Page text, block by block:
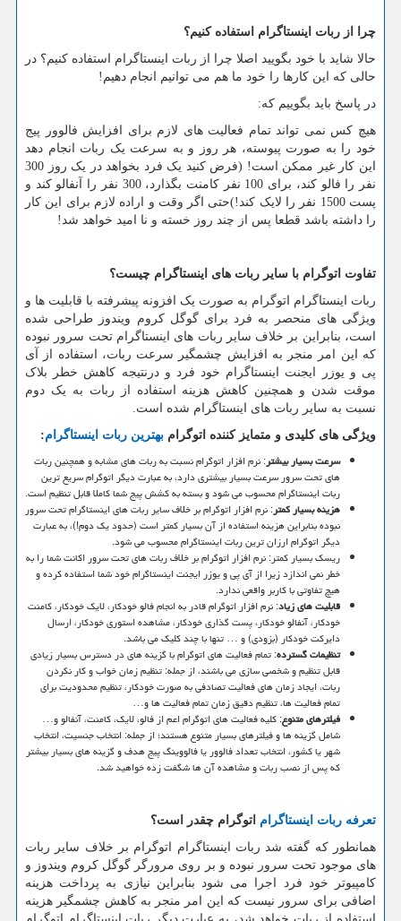
چرا از ربات اینستاگرام استفاده کنیم؟
حالا شاید با خود بگویید اصلا چرا از ربات اینستاگرام استفاده کنیم؟ در
حالی که این کارها را خود ما هم می توانیم انجام دهیم!
در پاسخ باید بگوییم که:
هیچ کس نمی تواند تمام فعالیت های لازم برای افزایش فالوور پیج
خود را به صورت پیوسته، هر روز و به سرعت یک ربات انجام دهد
این کار غیر ممکن است! (فرض کنید یک فرد بخواهد در یک روز 300
نفر را فالو کند، برای 100 نفر کامنت بگذارد، 300 نفر را آنفالو کند و
پست 1500 نفر را لایک کند!)حتی اگر وقت و اراده لازم برای این کار
را داشته باشد قطعا پس از چند روز خسته و نا امید خواهد شد!
تفاوت اتوگرام با سایر ربات های اینستاگرام چیست؟
ربات اینستاگرام اتوگرام به صورت یک افزونه پیشرفته با قابلیت ها و
ویژگی های منحصر به فرد برای گوگل کروم ویندوز طراحی شده
است، بنابراین بر خلاف سایر ربات های اینستاگرام تحت سرور نبوده
که این امر منجر به افزایش چشمگیر سرعت ربات، استفاده از آی
پی و یوزر ایجنت اینستاگرام خود فرد و درنتیجه کاهش خطر بلاک
موقت شدن و همچنین کاهش هزینه استفاده از ربات به یک دوم
نسبت به سایر ربات های اینستاگرام شده است.
ویژگی های کلیدی و متمایز کننده اتوگرام بهترین ربات اینستاگرام:
سرعت بسیار بیشتر: نرم افزار اتوگرام نسبت به ربات های مشابه و همچنین ربات
های تحت سرور سرعت بسیار بیشتری دارد، به عبارت دیگر اتوگرام سریع ترین
ربات اینستاگرام محسوب می شود و بسته به کشش پیج شما کاملا قابل تنظیم است.
هزینه بسیار کمتر: نرم افزار اتوگرام بر خلاف سایر ربات های اینستاگرام تحت سرور
نبوده بنابراین هزینه استفاده از آن بسیار کمتر است (حدود یک دوم!)، به عبارت
دیگر اتوگرام ارزان ترین ربات اینستاگرام محسوب می شود.
ریسک بسیار کمتر: نرم افزار اتوگرام بر خلاف ربات های تحت سرور اکانت شما را به
خطر نمی اندازد زیرا از آی پی و یوزر ایجنت اینستاگرام خود شما استفاده کرده و
هیچ تفاوتی با کاربر واقعی ندارد.
قابلیت های زیاد: نرم افزار اتوگرام قادر به انجام فالو خودکار، لایک خودکار، کامنت
خودکار، آنفالو خودکار، پست گذاری خودکار، مشاهده استوری خودکار، ارسال
دایرکت خودکار (بزودی) و … تنها با چند کلیک می باشد.
تنظیمات گسترده: تمام فعالیت های اتوگرام با گزینه های در دسترس بسیار زیادی
قابل تنظیم و شخصی سازی می باشند، از جمله: تنظیم زمان خواب و کار نکردن
ربات، ایجاد زمان های فعالیت تصادفی به صورت خودکار، تنظیم محدودیت برای
تمام فعالیت ها، تنظیم دقیق زمان تمام فعالیت ها و…
فیلترهای متنوع: کلیه فعالیت های اتوگرام اعم از فالو، لایک، کامنت، آنفالو و…
شامل گزینه ها و فیلترهای بسیار متنوع هستند؛ از جمله: انتخاب جنسیت، انتخاب
شهر یا کشور، انتخاب تعداد فالوور یا فالووینگ پیج هدف و گزینه های بسیار بیشتر
که پس از نصب ربات و مشاهده آن ها شگفت زده خواهید شد.
تعرفه ربات اینستاگرام اتوگرام چقدر است؟
همانطور که گفته شد ربات اینستاگرام اتوگرام بر خلاف سایر ربات
های موجود تحت سرور نبوده و بر روی مرورگر گوگل کروم ویندوز و
کامپیوتر خود فرد اجرا می شود بنابراین نیازی به پرداخت هزینه
اضافی برای سرور نیست که این امر منجر به کاهش چشمگیر هزینه